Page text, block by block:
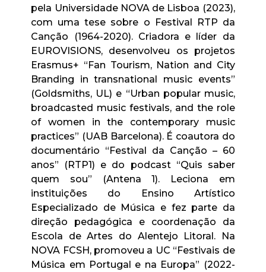
pela Universidade NOVA de Lisboa (2023),
com uma tese sobre o Festival RTP da
Canção (1964-2020). Criadora e líder da
EUROVISIONS, desenvolveu os projetos
Erasmus+ “Fan Tourism, Nation and City
Branding in transnational music events”
(Goldsmiths, UL) e “Urban popular music,
broadcasted music festivals, and the role
of women in the contemporary music
practices” (UAB Barcelona). É coautora do
documentário “Festival da Canção – 60
anos” (RTP1) e do podcast “Quis saber
quem sou” (Antena 1). Leciona em
instituições do Ensino Artístico
Especializado de Música e fez parte da
direção pedagógica e coordenação da
Escola de Artes do Alentejo Litoral. Na
NOVA FCSH, promoveu a UC “Festivais de
Música em Portugal e na Europa” (2022-